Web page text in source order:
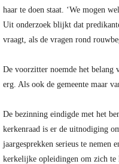
haar te doen staat. ‘We mogen
Uit onderzoek blijkt dat
vraagt, als de vragen rond
De voorzitter noemde het belang
erg. Als ook de gemeente maar
De bezinning eindigde met het
kerkenraad is er de uitnodiging
jaargesprekken serieus te nemen
kerkelijke opleidingen om zich te